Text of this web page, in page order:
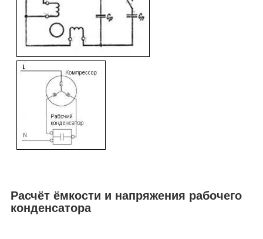
Расчёт ёмкости и напряжения рабочего
конденсатора